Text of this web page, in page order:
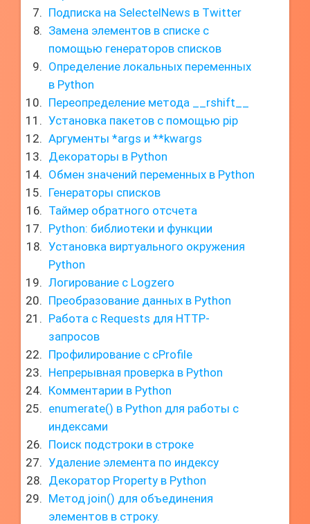
Подписка на SelectelNews в Twitter
Замена элементов в списке с
помощью генераторов списков
Определение локальных переменных
в Python
Переопределение метода __rshift__
Установка пакетов с помощью pip
Аргументы *args и **kwargs
Декораторы в Python
Обмен значений переменных в Python
Генераторы списков
Таймер обратного отсчета
Python: библиотеки и функции
Установка виртуального окружения
Python
Логирование с Logzero
Преобразование данных в Python
Работа с Requests для HTTP-
запросов
Профилирование с cProfile
Непрерывная проверка в Python
Комментарии в Python
enumerate() в Python для работы с
индексами
Поиск подстроки в строке
Удаление элемента по индексу
Декоратор Property в Python
Метод join() для объединения
элементов в строку.